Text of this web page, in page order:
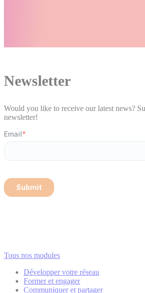
Newsletter
Would you like to receive our latest news?
newsletter!
Tous nos modules
Développer votre réseau
Former et engager
Communiquer et partager